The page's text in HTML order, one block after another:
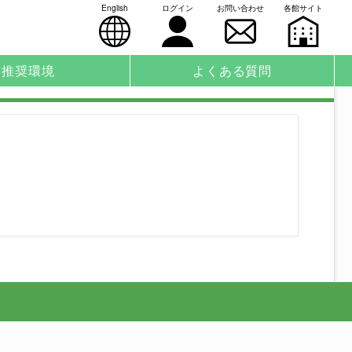
English ログイン お問い合わせ 各館サイト
推奨環境 よくある質問